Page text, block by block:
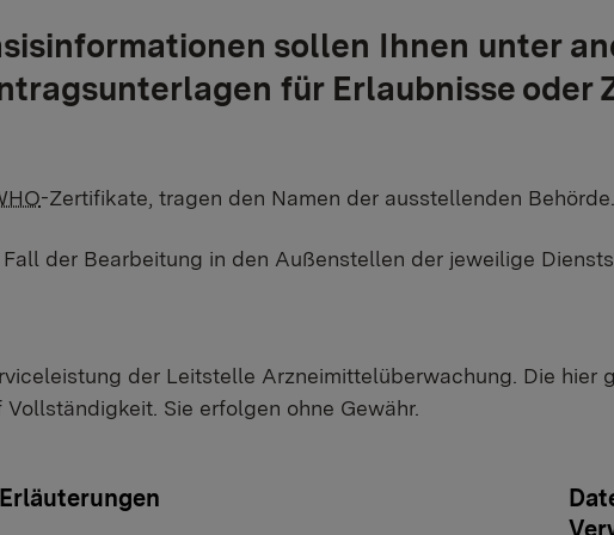
sollen Ihnen unter
für Erlaubnisse oder
-Zertifikate, tragen den Namen der ausstellenden Behörde.
der Bearbeitung in den Außenstellen der jeweilige
der Leitstelle Arzneimittelüberwachung. Die hier
Sie erfolgen ohne Gewähr.
Erläuterungen